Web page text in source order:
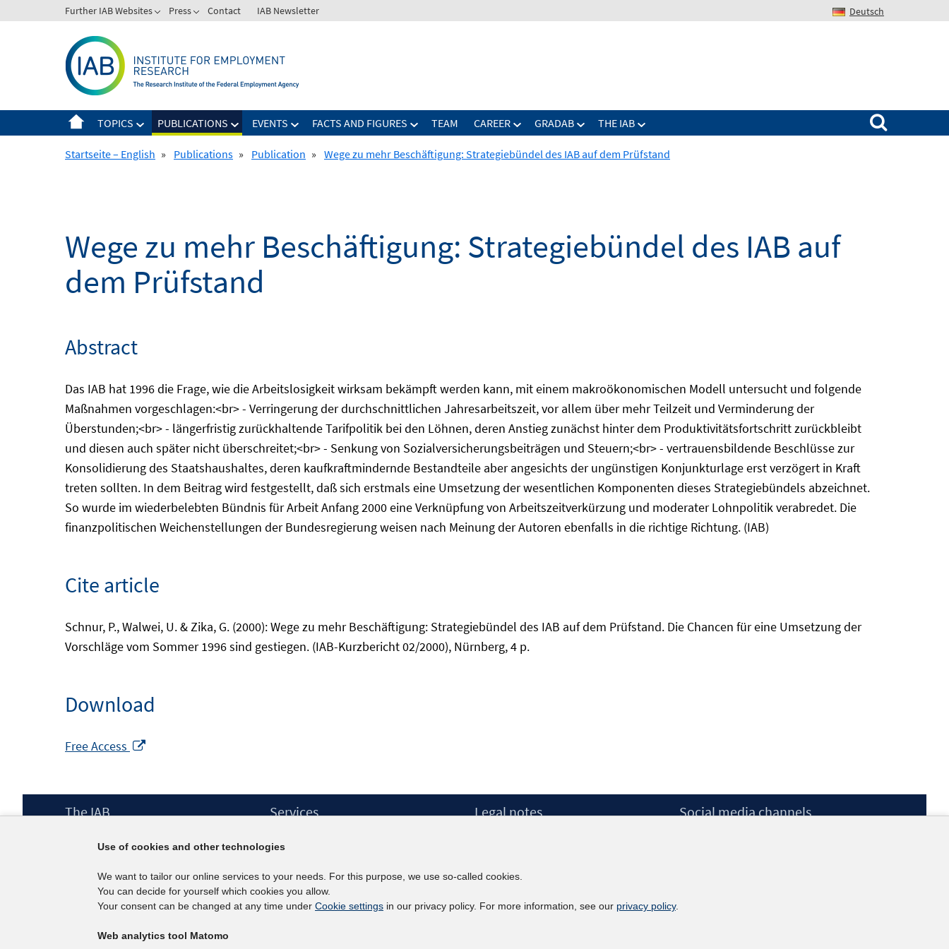
to
Further IAB Websites Press Contact IAB Newsletter Deutsch
TOPICS PUBLICATIONS EVENTS FACTS AND FIGURES TEAM CAREER GRADAB THE IAB
Search for:
Startseite – English » Publications » Publication » Wege zu mehr Beschäftigung: Strategiebündel des IAB auf dem Prüfstand
Wege zu mehr Beschäftigung: Strategiebündel des IAB auf
dem Prüfstand
Abstract
Das IAB hat 1996 die Frage, wie die Arbeitslosigkeit wirksam bekämpft werden kann, mit einem makroökonomischen Modell untersucht und folgende
Maßnahmen vorgeschlagen:<br> - Verringerung der durchschnittlichen Jahresarbeitszeit, vor allem über mehr Teilzeit und Verminderung der
Überstunden;<br> - längerfristig zurückhaltende Tarifpolitik bei den Löhnen, deren Anstieg zunächst hinter dem Produktivitätsfortschritt zurückbleibt
und diesen auch später nicht überschreitet;<br> - Senkung von Sozialversicherungsbeiträgen und Steuern;<br> - vertrauensbildende Beschlüsse zur
Konsolidierung des Staatshaushaltes, deren kaufkraftmindernde Bestandteile aber angesichts der ungünstigen Konjunkturlage erst verzögert in Kraft
treten sollten. In dem Beitrag wird festgestellt, daß sich erstmals eine Umsetzung der wesentlichen Komponenten dieses Strategiebündels abzeichnet.
So wurde im wiederbelebten Bündnis für Arbeit Anfang 2000 eine Verknüpfung von Arbeitszeitverkürzung und moderater Lohnpolitik verabredet. Die
finanzpolitischen Weichenstellungen der Bundesregierung weisen nach Meinung der Autoren ebenfalls in die richtige Richtung. (IAB)
Cite article
Schnur, P., Walwei, U. & Zika, G. (2000): Wege zu mehr Beschäftigung: Strategiebündel des IAB auf dem Prüfstand. Die Chancen für eine Umsetzung der
Vorschläge vom Sommer 1996 sind gestiegen. (IAB-Kurzbericht 02/2000), Nürnberg, 4 p.
Download
Free Access
Footer
The IAB
Surveys
Projects
Scientific Advisory Council
Services
IAB Newsletter
Contact
Legal notes
Accessibility Statement
Social media channels
Use of cookies and other technologies
We want to tailor our online services to your needs. For this purpose, we use so-called cookies.
You can decide for yourself which cookies you allow.
Your consent can be changed at any time under Cookie settings in our privacy policy. For more information, see our privacy policy.
Web analytics tool Matomo